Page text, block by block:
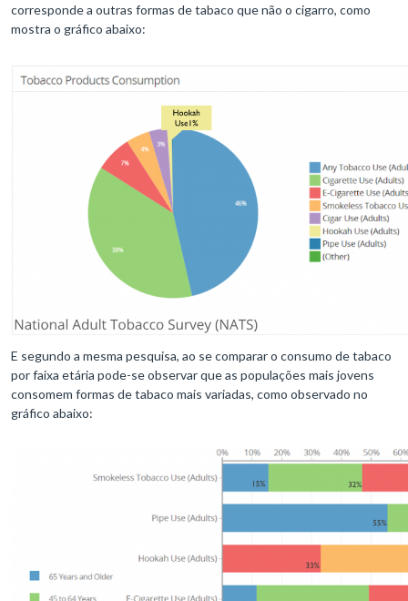
corresponde a outras formas de tabaco que não o cigarro, como
mostra o gráfico abaixo:
E segundo a mesma pesquisa, ao se comparar o consumo de tabaco
por faixa etária pode-se observar que as populações mais jovens
consomem formas de tabaco mais variadas, como observado no
gráfico abaixo: